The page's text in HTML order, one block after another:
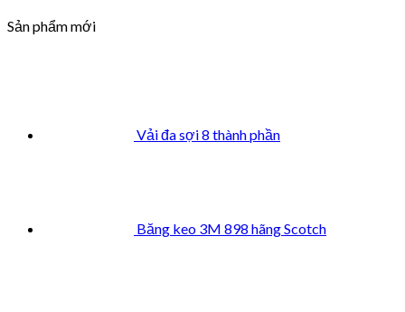
Sản phẩm mới
Vải đa sợi 8 thành phần
Băng keo 3M 898 hãng Scotch